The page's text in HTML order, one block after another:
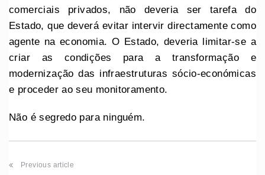
comerciais privados, não deveria ser tarefa do
Estado, que deverá evitar intervir directamente como
agente na economia. O Estado, deveria limitar-se a
criar as condições para a transformação e
modernização das infraestruturas sócio-económicas
e proceder ao seu monitoramento.
Não é segredo para ninguém.
Previous article